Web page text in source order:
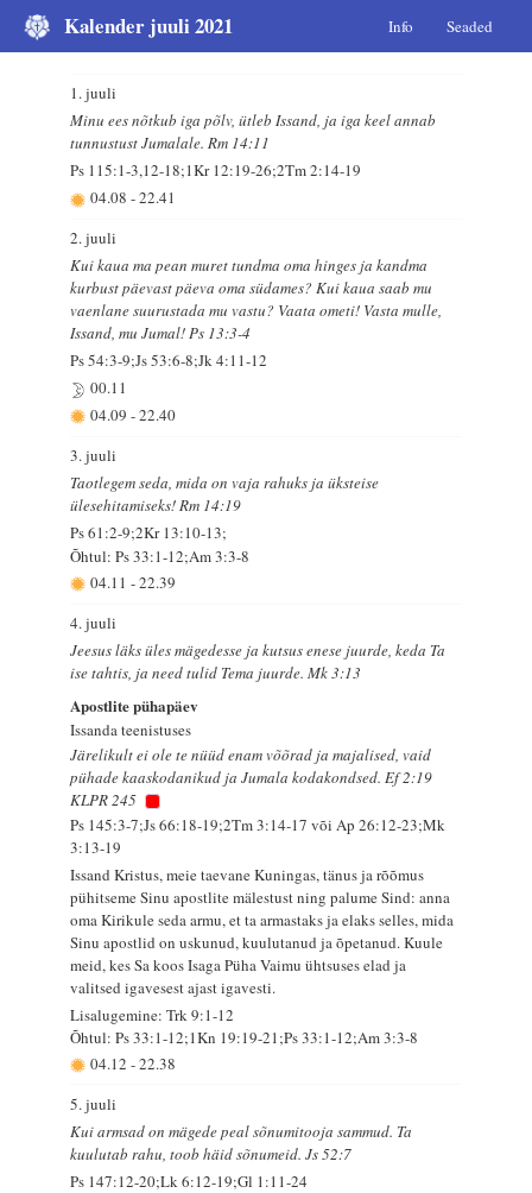
Kalender juuli 2021 Info Seaded
1. juuli
Minu ees nõtkub iga põlv, ütleb Issand, ja iga keel annab
tunnustust Jumalale. Rm 14:11
Ps 115:1-3,12-18;1Kr 12:19-26;2Tm 2:14-19
04.08-22.41
2. juuli
Kui kaua ma pean muret tundma oma hinges ja kandma
kurbust päevast päeva oma südames? Kui kaua saab mu
vaenlane suurustada mu vastu? Vaata ometi! Vasta mulle,
Issand, mu Jumal! Ps 13:3-4
Ps 54:3-9;Js 53:6-8;Jk 4:11-12
00.11
04.09-22.40
3. juuli
Taotlegem seda, mida on vaja rahuks ja üksteise
ülesehitamiseks! Rm 14:19
Ps 61:2-9;2Kr 13:10-13;
Õhtul: Ps 33:1-12;Am 3:3-8
04.11-22.39
4. juuli
Jeesus läks üles mägedesse ja kutsus enese juurde, keda Ta
ise tahtis, ja need tulid Tema juurde. Mk 3:13
Apostlite pühapäev
Issanda teenistuses
Järelikult ei ole te nüüd enam võõrad ja majalised, vaid
pühade kaaskodanikud ja Jumala kodakondsed. Ef 2:19
KLPR 245
Ps 145:3-7;Js 66:18-19;2Tm 3:14-17 või Ap 26:12-23;Mk
3:13-19
Issand Kristus, meie taevane Kuningas, tänus ja rõõmus
pühitseme Sinu apostlite mälestust ning palume Sind: anna
oma Kirikule seda armu, et ta armastaks ja elaks selles, mida
Sinu apostlid on uskunud, kuulutanud ja õpetanud. Kuule
meid, kes Sa koos Isaga Püha Vaimu ühtsuses elad ja
valitsed igavesest ajast igavesti.
Lisalugemine: Trk 9:1-12
Õhtul: Ps 33:1-12;1Kn 19:19-21;Ps 33:1-12;Am 3:3-8
04.12-22.38
5. juuli
Kui armsad on mägede peal sõnumitooja sammud. Ta
kuulutab rahu, toob häid sõnumeid. Js 52:7
Ps 147:12-20;Lk 6:12-19;Gl 1:11-24